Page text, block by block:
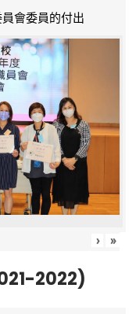
會委員的付出
› »
2022)